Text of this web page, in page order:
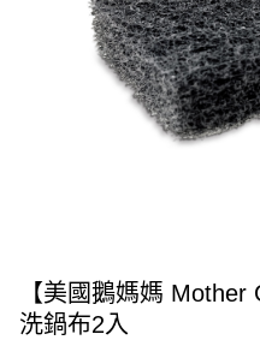
【美國鵝媽媽
洗鍋布2入